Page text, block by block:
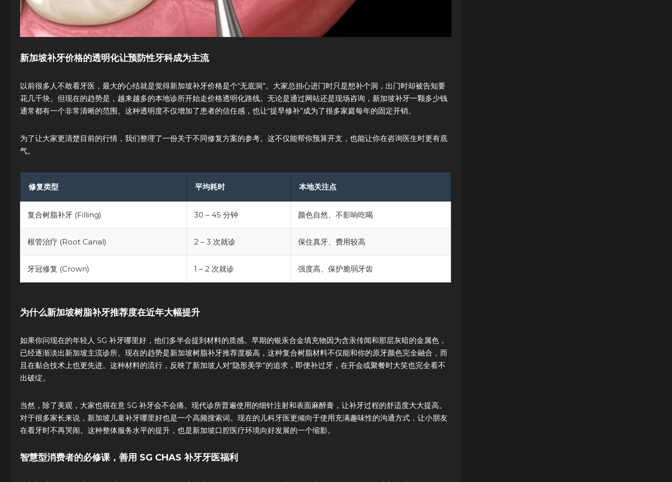
新加坡补牙价格的透明化让预防性牙科成为主流
以前很多人不敢看牙医，最大的心结就是觉得新加坡补牙价格是个“无底洞”。大家总担心进门时只是想补个洞，出门时却被告知要
花几千块。但现在的趋势是，越来越多的本地诊所开始走价格透明化路线。无论是通过网站还是现场咨询，新加坡补牙一颗多少钱
通常都有一个非常清晰的范围。这种透明度不仅增加了患者的信任感，也让“提早修补”成为了很多家庭每年的固定开销。
为了让大家更清楚目前的行情，我们整理了一份关于不同修复方案的参考。这不仅能帮你预算开支，也能让你在咨询医生时更有底
气。
修复类型 平均耗时 本地关注点
复合树脂补牙 (Filling) 30 – 45 分钟 颜色自然、不影响吃喝
根管治疗 (Root Canal) 2 – 3 次就诊 保住真牙、费用较高
牙冠修复 (Crown) 1 – 2 次就诊 强度高、保护脆弱牙齿
为什么新加坡树脂补牙推荐度在近年大幅提升
如果你问现在的年轻人 SG 补牙哪里好，他们多半会提到材料的质感。早期的银汞合金填充物因为含汞传闻和那层灰暗的金属色，
已经逐渐淡出新加坡主流诊所。现在的趋势是新加坡树脂补牙推荐度极高，这种复合树脂材料不仅能和你的原牙颜色完全融合，而
且在黏合技术上也更先进。这种材料的流行，反映了新加坡人对“隐形美学”的追求，即便补过牙，在开会或聚餐时大笑也完全看不
出破绽。
当然，除了美观，大家也很在意 SG 补牙会不会痛。现代诊所普遍使用的细针注射和表面麻醉膏，让补牙过程的舒适度大大提高。
对于很多家长来说，新加坡儿童补牙哪里好也是一个高频搜索词。现在的儿科牙医更倾向于使用充满趣味性的沟通方式，让小朋友
在看牙时不再哭闹。这种整体服务水平的提升，也是新加坡口腔医疗环境向好发展的一个缩影。
智慧型消费者的必修课，善用 SG CHAS 补牙牙医福利